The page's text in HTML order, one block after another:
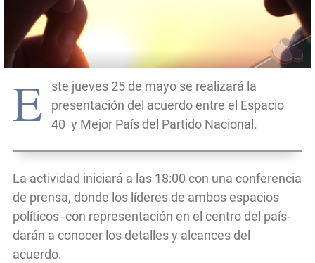
E
ste jueves 25 de mayo se realizará la
presentación del acuerdo entre el Espacio
40 y Mejor País del Partido Nacional.
La actividad iniciará a las 18:00 con una conferencia
de prensa, donde los líderes de ambos espacios
políticos -con representación en el centro del país-
darán a conocer los detalles y alcances del
acuerdo.